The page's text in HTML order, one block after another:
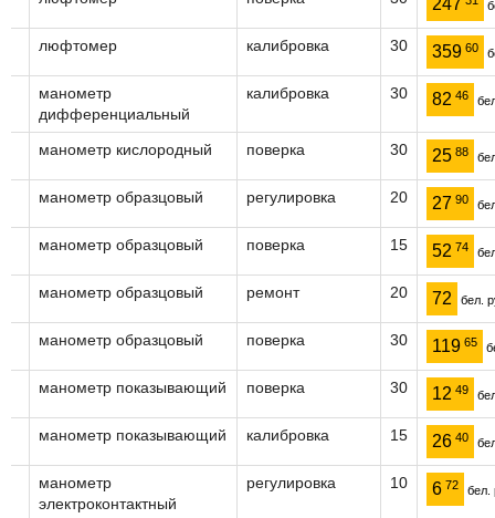
люфтомер калибровка 30 359 60
манометр
дифференциальный
калибровка 30 82 46
манометр кислородный поверка 30 25 88
манометр образцовый регулировка 20 27 90
манометр образцовый поверка 15 52 74
манометр образцовый ремонт 20 72 бел.
манометр образцовый поверка 30 119 65
манометр показывающий поверка 30 12 49
манометр показывающий калибровка 15 26 40
манометр
электроконтактный
регулировка 10 6 72 бел.